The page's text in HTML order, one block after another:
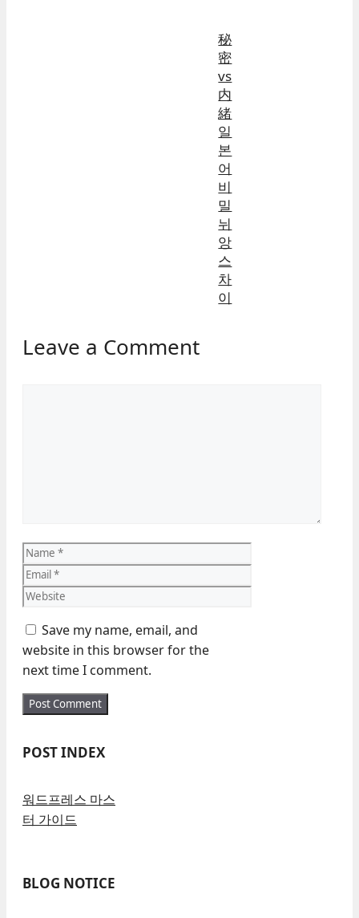
秘
密
vs
内
緒
일
본
어
비
밀
뉘
앙
스
차
이
Leave a Comment
Name
Email
Website
Save my name, email, and
website in this browser for the
next time I comment.
POST INDEX
워드프레스 마스
터 가이드
BLOG NOTICE